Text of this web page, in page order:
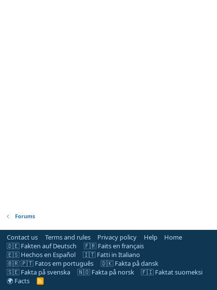
Forums
Contact us Terms and rules Privacy policy Help
Home
🇩🇪 Fakten auf Deutsch
🇫🇷 Faits en français
🇪🇸 Hechos en Español
🇮🇹 Fatti in Italiano
🇧🇷 🇵🇹 Fatos em português
🇩🇰 Fakta på dansk
🇸🇪 Fakta på svenska
🇳🇴 Fakta på norsk
🇫🇮 Faktat suomeksi
🌍 Facts
R